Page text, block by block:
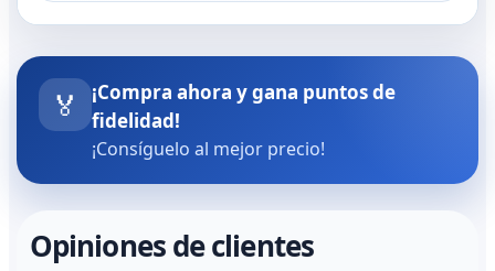
🏅
¡Compra ahora y gana puntos de
fidelidad!
¡Consíguelo al mejor precio!
Opiniones de clientes